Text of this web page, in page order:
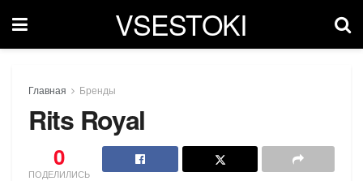
VSESTOKI
Главная Бренды
Rits Royal
0
ПОДЕЛИЛИСЬ